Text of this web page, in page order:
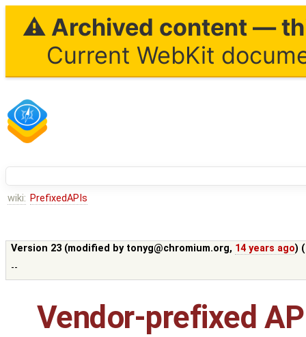
⚠ Archived content —
Current WebKit
wiki: PrefixedAPIs
Version 23 (modified by tonyg@chromium.org, 14 years ago)
--
Vendor-prefixed